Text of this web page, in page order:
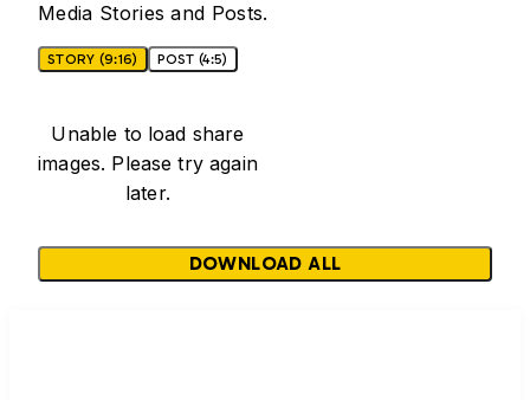
Media Stories and Posts.
STORY (9:16) POST (4:5)
Unable to load share
images. Please try again
later.
DOWNLOAD ALL